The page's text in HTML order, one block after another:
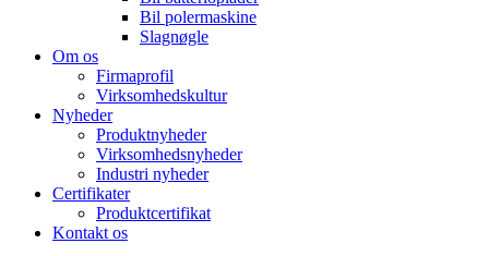
Bil polermaskine
Slagnøgle
Om os
Firmaprofil
Virksomhedskultur
Nyheder
Produktnyheder
Virksomhedsnyheder
Industri nyheder
Certifikater
Produktcertifikat
Kontakt os